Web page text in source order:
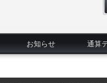
お知らせ 通算